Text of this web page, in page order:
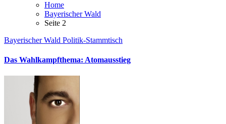
Home
Bayerischer Wald
Seite 2
Bayerischer Wald Politik-Stammtisch
Das Wahlkampfthema: Atomausstieg